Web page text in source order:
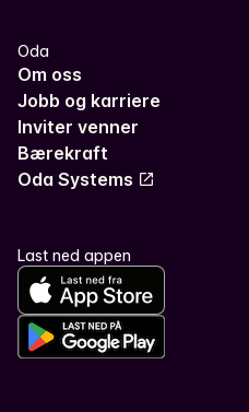
Oda
Om oss
Jobb og karriere
Inviter venner
Bærekraft
Oda Systems
Last ned appen